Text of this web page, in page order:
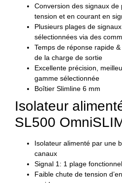
Conversion des signaux de
tension et en courant en
Plusieurs plages de
sélectionnées via des
Temps de réponse rapide
de la charge de sortie
Excellente précision,
gamme sélectionnée
Boîtier Slimline 6 mm
Isolateur
SL500
Isolateur alimenté par une
canaux
Signal 1: 1 plage
Faible chute de tension